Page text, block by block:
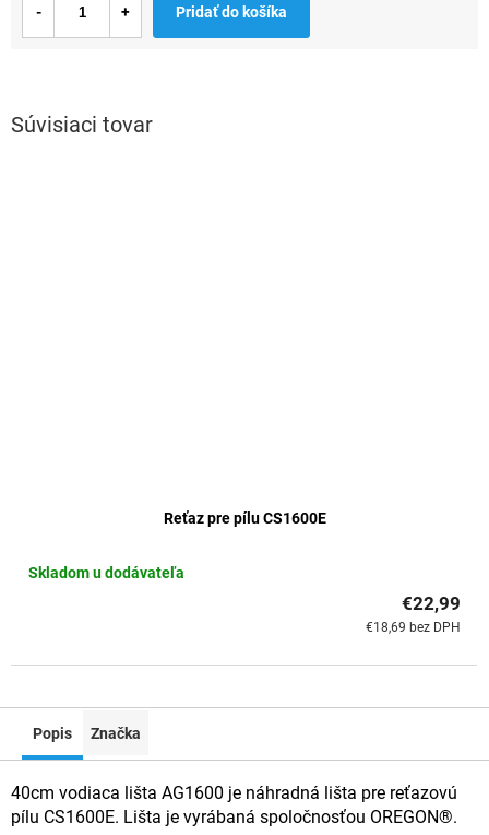
cena:
Pridať do košíka
Súvisiaci tovar
Reťaz pre pílu CS1600E
Skladom u dodávateľa
€18,69 bez DPH
€22,99
Popis Značka
40cm vodiaca lišta AG1600 je náhradná lišta pre reťazovú
pílu CS1600E. Lišta je vyrábaná spoločnosťou OREGON®.